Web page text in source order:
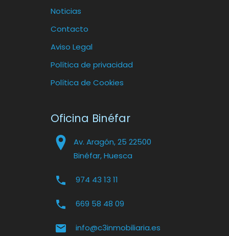
Noticias
Contacto
Aviso Legal
Política de privacidad
Política de Cookies
Oficina Binéfar
Av. Aragón, 25 22500
Binéfar, Huesca
974 43 13 11
669 58 48 09
info@c3inmobiliaria.es